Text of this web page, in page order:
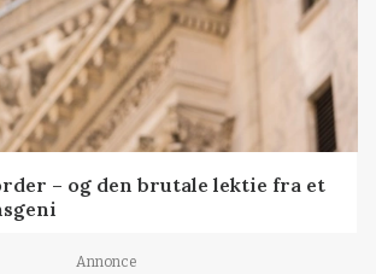
– og den brutale lektie fra et
Annonce